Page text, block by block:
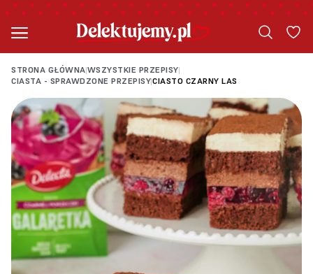
STRONA GŁÓWNA|WSZYSTKIE PRZEPISY|
CIASTA - SPRAWDZONE PRZEPISY|CIASTO CZARNY LAS